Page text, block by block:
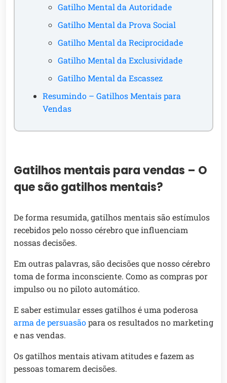
Gatilho Mental da Autoridade
Gatilho Mental da Prova Social
Gatilho Mental da Reciprocidade
Gatilho Mental da Exclusividade
Gatilho Mental da Escassez
Resumindo – Gatilhos Mentais para
Vendas
Gatilhos mentais para vendas – O
que são gatilhos mentais?
De forma resumida, gatilhos mentais são estímulos
recebidos pelo nosso cérebro que influenciam
nossas decisões.
Em outras palavras, são decisões que nosso cérebro
toma de forma inconsciente. Como as compras por
impulso ou no piloto automático.
E saber estimular esses gatilhos é uma poderosa
arma de persuasãopara os resultados no marketing
e nas vendas.
Os gatilhos mentais ativam atitudes e fazem as
pessoas tomarem decisões.